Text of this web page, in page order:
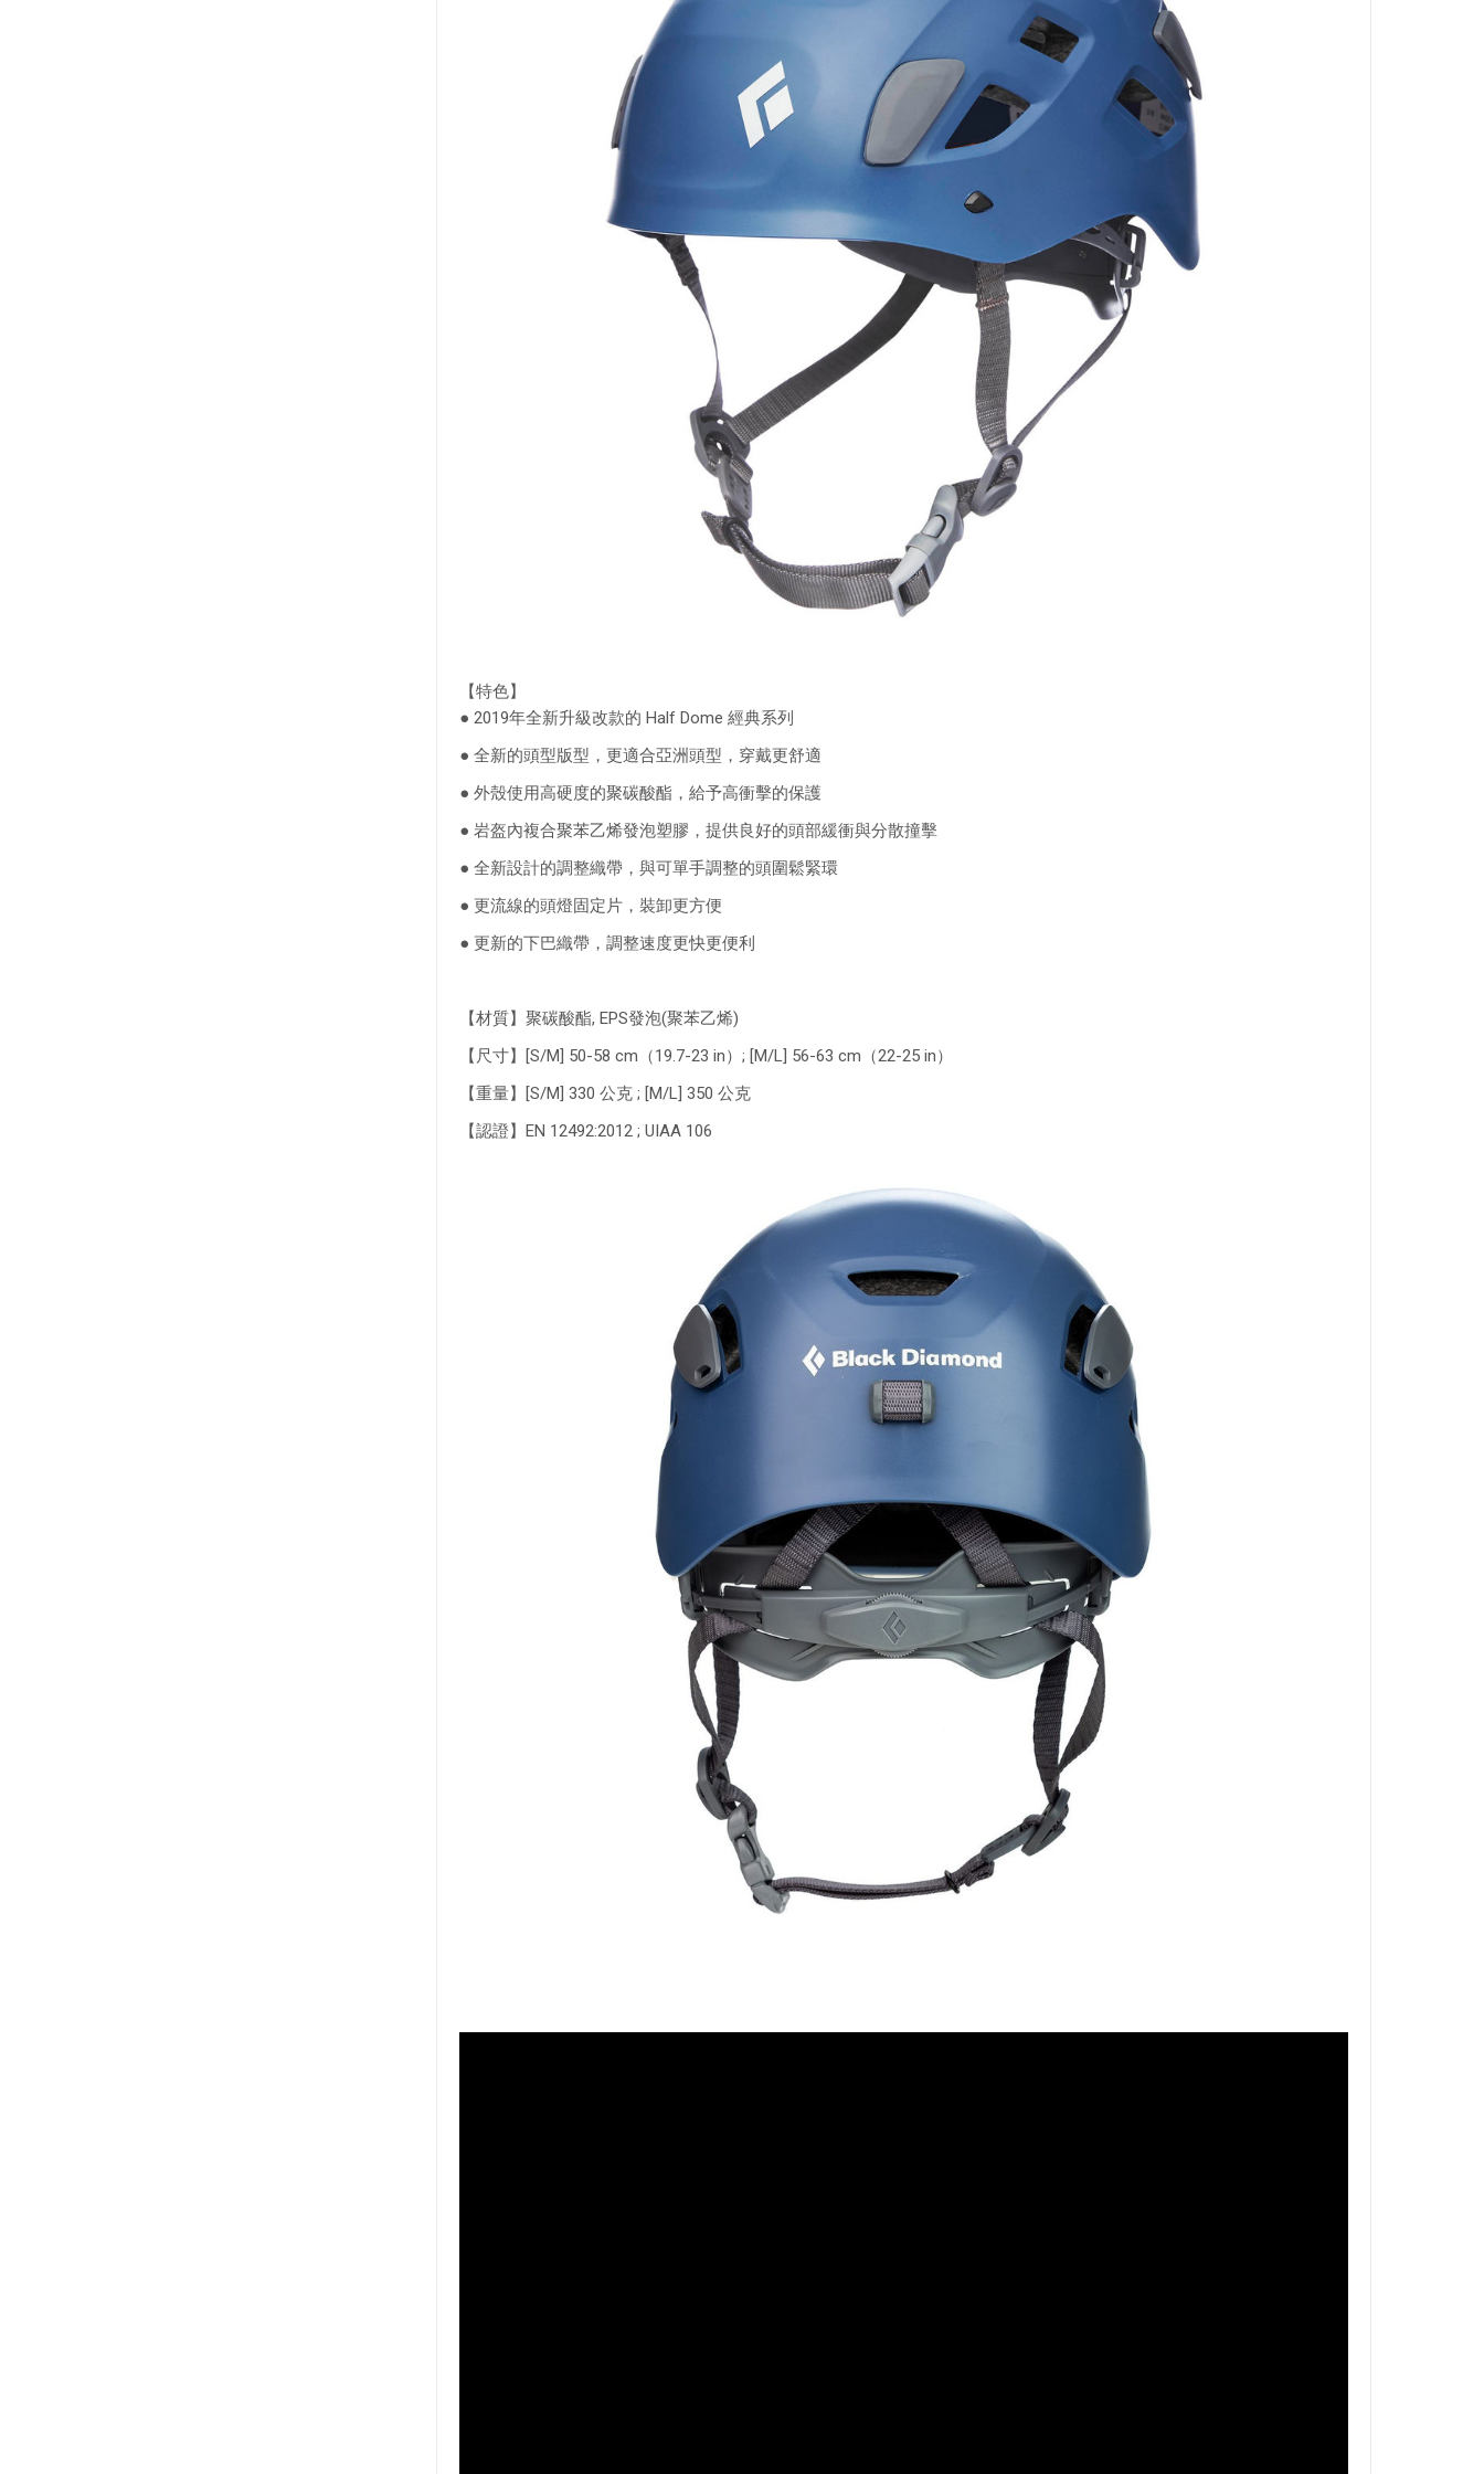
【特色】
● 2019年全新升級改款的 Half Dome 經典系列
● 全新的頭型版型，更適合亞洲頭型，穿戴更舒適
● 外殼使用高硬度的聚碳酸酯，給予高衝擊的保護
● 岩盔內複合聚苯乙烯發泡塑膠，提供良好的頭部緩衝與分散撞擊
● 全新設計的調整織帶，與可單手調整的頭圍鬆緊環
● 更流線的頭燈固定片，裝卸更方便
● 更新的下巴織帶，調整速度更快更便利
【材質】聚碳酸酯, EPS發泡(聚苯乙烯)
【尺寸】[S/M] 50-58 cm（19.7-23 in）; [M/L] 56-63 cm（22-25 in）
【重量】[S/M] 330 公克 ; [M/L] 350 公克
【認證】EN 12492:2012 ; UIAA 106